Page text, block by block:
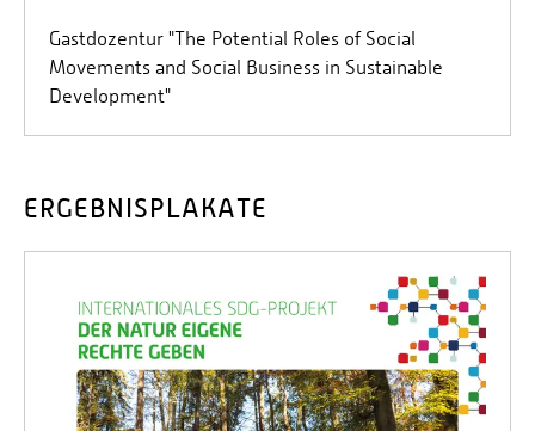
Gastdozentur "The Potential Roles of Social
Movements and Social Business in Sustainable
Development"
ERGEBNISPLAKATE